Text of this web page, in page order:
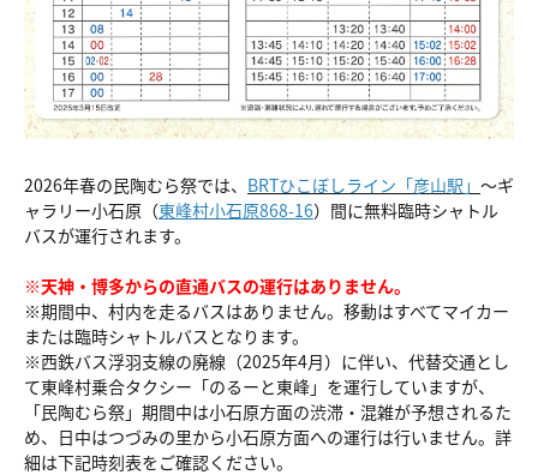
2026年春の民陶むら祭では、 BRTひこぼしライン「彦山駅」 ～ギ
ャラリー小石原（東峰村小石原868-16）間に無料臨時シャトル
バスが運行されます。
※天神・博多からの直通バスの運行はありません。
※期間中、村内を走るバスはありません。移動はすべてマイカー
または臨時シャトルバスとなります。
※西鉄バス浮羽支線の廃線（2025年4月）に伴い、代替交通とし
て東峰村乗合タクシー「のるーと東峰」を運行していますが、
「民陶むら祭」期間中は小石原方面の渋滞・混雑が予想されるた
め、日中はつづみの里から小石原方面への運行は行いません。詳
細は下記時刻表をご確認ください。